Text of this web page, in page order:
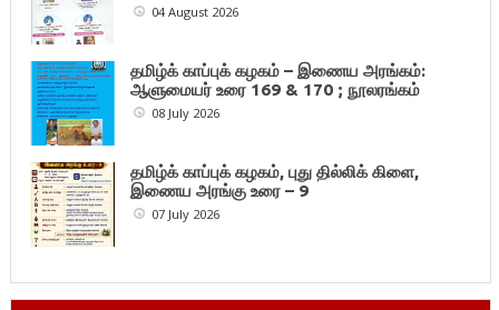
04 August 2026
தமிழ்க் காப்புக் கழகம் – இணைய அரங்கம்:
ஆளுமையர் உரை 169 & 170 ; நூலரங்கம்
08 July 2026
தமிழ்க் காப்புக் கழகம், புது தில்லிக் கிளை,
இணைய அரங்கு உரை – 9
07 July 2026